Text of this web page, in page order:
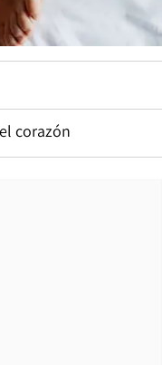
corazón